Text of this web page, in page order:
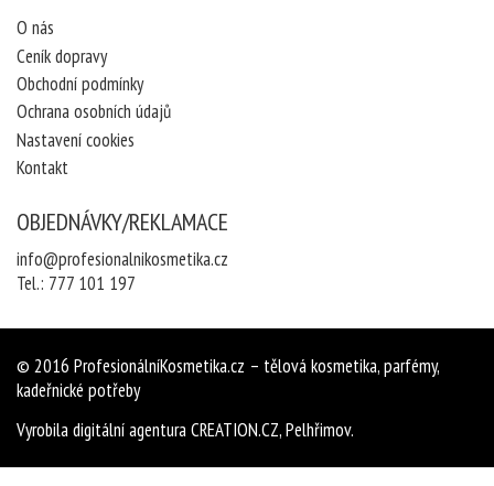
O nás
Ceník dopravy
Obchodní podmínky
Ochrana osobních údajů
Nastavení cookies
Kontakt
OBJEDNÁVKY/REKLAMACE
info@profesionalnikosmetika.cz
Tel.: 777 101 197
© 2016 ProfesionálníKosmetika.cz – tělová kosmetika, parfémy,
kadeřnické potřeby
Vyrobiladigitální agenturaCREATION.CZ,Pelhřimov.